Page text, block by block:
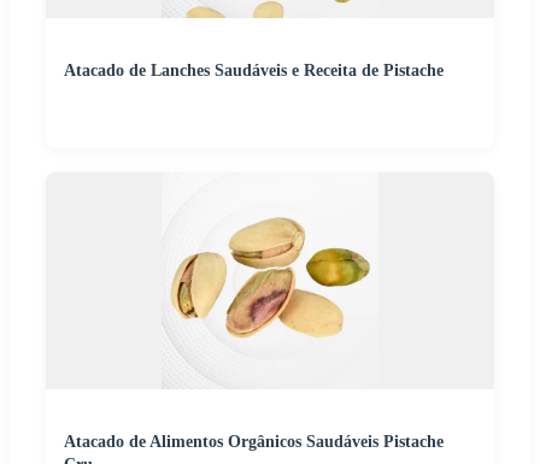
Atacado de Lanches Saudáveis e Receita de Pistache
Atacado de Alimentos Orgânicos Saudáveis Pistache